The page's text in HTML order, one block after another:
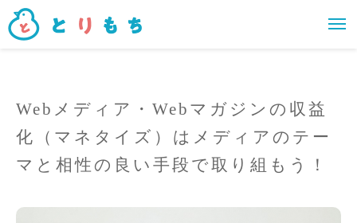
Webメディア・Webマガジンの収益
化（マネタイズ）はメディアのテー
マと相性の良い手段で取り組もう！